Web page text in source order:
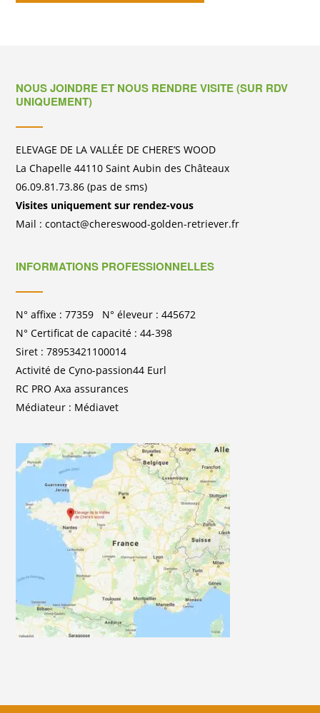
NOUS JOINDRE ET NOUS RENDRE VISITE (SUR RDV
UNIQUEMENT)
ELEVAGE DE LA VALLÉE DE CHERE’S WOOD
La Chapelle 44110 Saint Aubin des Châteaux
06.09.81.73.86 (pas de sms)
Visites uniquement sur rendez-vous
Mail : contact@chereswood-golden-retriever.fr
INFORMATIONS PROFESSIONNELLES
N° affixe : 77359 N° éleveur : 445672
N° Certificat de capacité : 44-398
Siret : 78953421100014
Activité de Cyno-passion44 Eurl
RC PRO Axa assurances
Médiateur : Médiavet